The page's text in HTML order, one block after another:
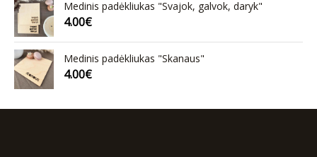
Medinis padėkliukas "Svajok, galvok, daryk"
4.00€
Medinis padėkliukas "Skanaus"
4.00€